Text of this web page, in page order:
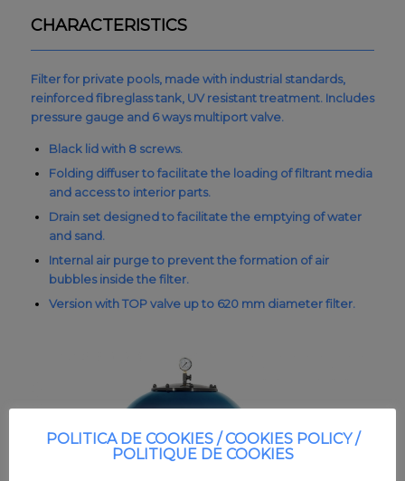
CHARACTERISTICS
Filter for private pools, made with industrial standards,
reinforced fibreglass tank, UV resistant treatment. Includes
pressure gauge and 6 ways multiport valve.
Black lid with 8 screws.
Folding diffuser to facilitate the loading of filtrant media
and access to interior parts.
Drain set designed to facilitate the emptying of water
and sand.
Internal air purge to prevent the formation of air
bubbles inside the filter.
Version with TOP valve up to 620 mm diameter filter.
POLITICA DE COOKIES / COOKIES POLICY /
POLITIQUE DE COOKIES